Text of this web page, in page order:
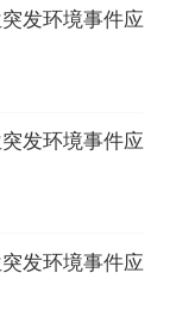
发环境事件应
发环境事件应
发环境事件应